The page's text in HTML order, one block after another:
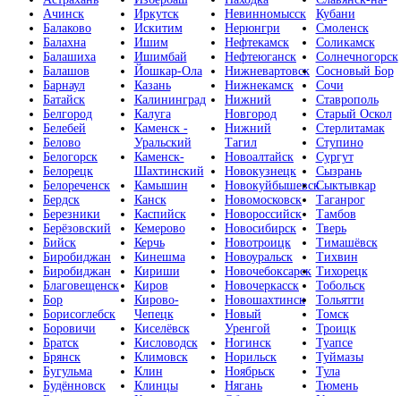
Ачинск
Балаково
Балахна
Балашиха
Балашов
Барнаул
Батайск
Белгород
Белебей
Белово
Белогорск
Белорецк
Белореченск
Бердск
Березники
Берёзовский
Бийск
Биробиджан
Биробиджан
Благовещенск
Бор
Борисоглебск
Боровичи
Братск
Брянск
Бугульма
Будённовск
Иркутск
Искитим
Ишим
Ишимбай
Йошкар-Ола
Казань
Калининград
Калуга
Каменск -
Уральский
Каменск-
Шахтинский
Камышин
Канск
Каспийск
Кемерово
Керчь
Кинешма
Кириши
Киров
Кирово-
Чепецк
Киселёвск
Кисловодск
Климовск
Клин
Клинцы
Невинномысск
Нерюнгри
Нефтекамск
Нефтеюганск
Нижневартовск
Нижнекамск
Нижний
Новгород
Нижний
Тагил
Новоалтайск
Новокузнецк
Новокуйбышевск
Новомосковск
Новороссийск
Новосибирск
Новотроицк
Новоуральск
Новочебоксарск
Новочеркасск
Новошахтинск
Новый
Уренгой
Ногинск
Норильск
Ноябрьск
Нягань
Кубани
Смоленск
Соликамск
Солнечногорск
Сосновый Бор
Сочи
Ставрополь
Старый Оскол
Стерлитамак
Ступино
Сургут
Сызрань
Сыктывкар
Таганрог
Тамбов
Тверь
Тимашёвск
Тихвин
Тихорецк
Тобольск
Тольятти
Томск
Троицк
Туапсе
Туймазы
Тула
Тюмень